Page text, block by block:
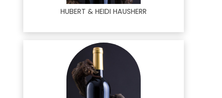
HUBERT & HEIDI HAUSHERR